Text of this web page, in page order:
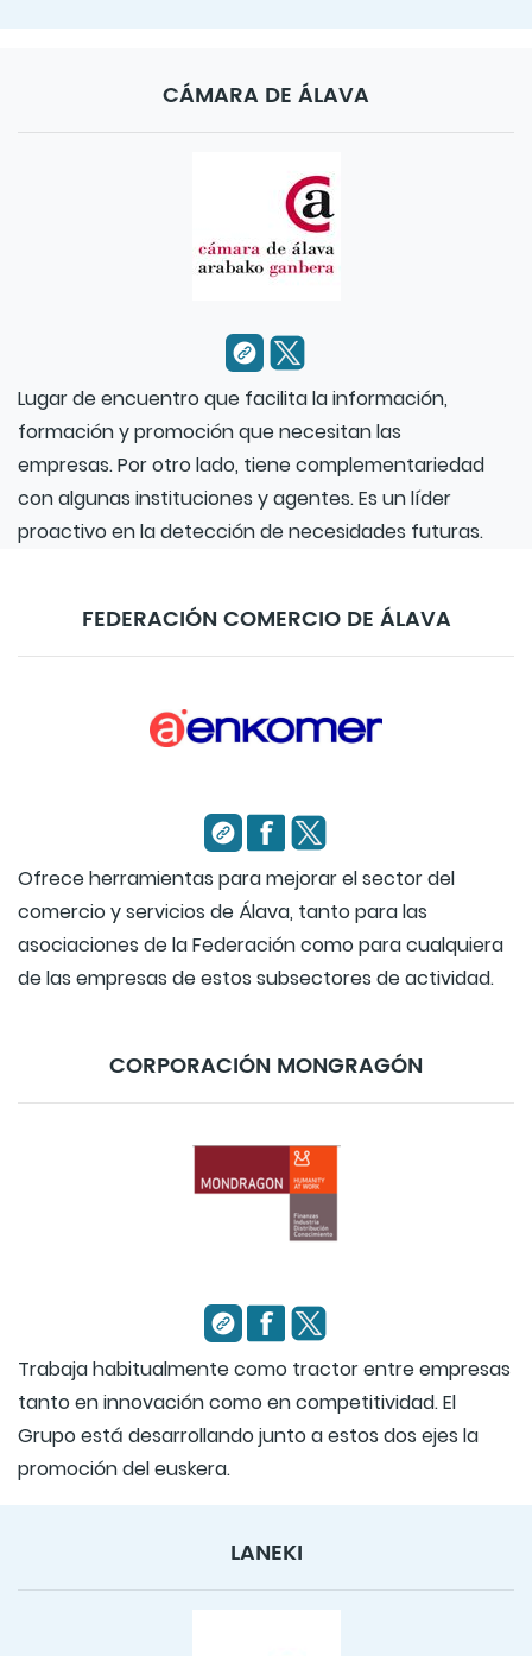
CÁMARA DE ÁLAVA
Lugar de encuentro que facilita la información,
formación y promoción que necesitan las
empresas. Por otro lado, tiene complementariedad
con algunas instituciones y agentes. Es un líder
proactivo en la detección de necesidades futuras.
FEDERACIÓN COMERCIO DE ÁLAVA
Ofrece herramientas para mejorar el sector del
comercio y servicios de Álava, tanto para las
asociaciones de la Federación como para cualquiera
de las empresas de estos subsectores de actividad.
CORPORACIÓN MONGRAGÓN
Trabaja habitualmente como tractor entre empresas
tanto en innovación como en competitividad. El
Grupo está desarrollando junto a estos dos ejes la
promoción del euskera.
LANEKI